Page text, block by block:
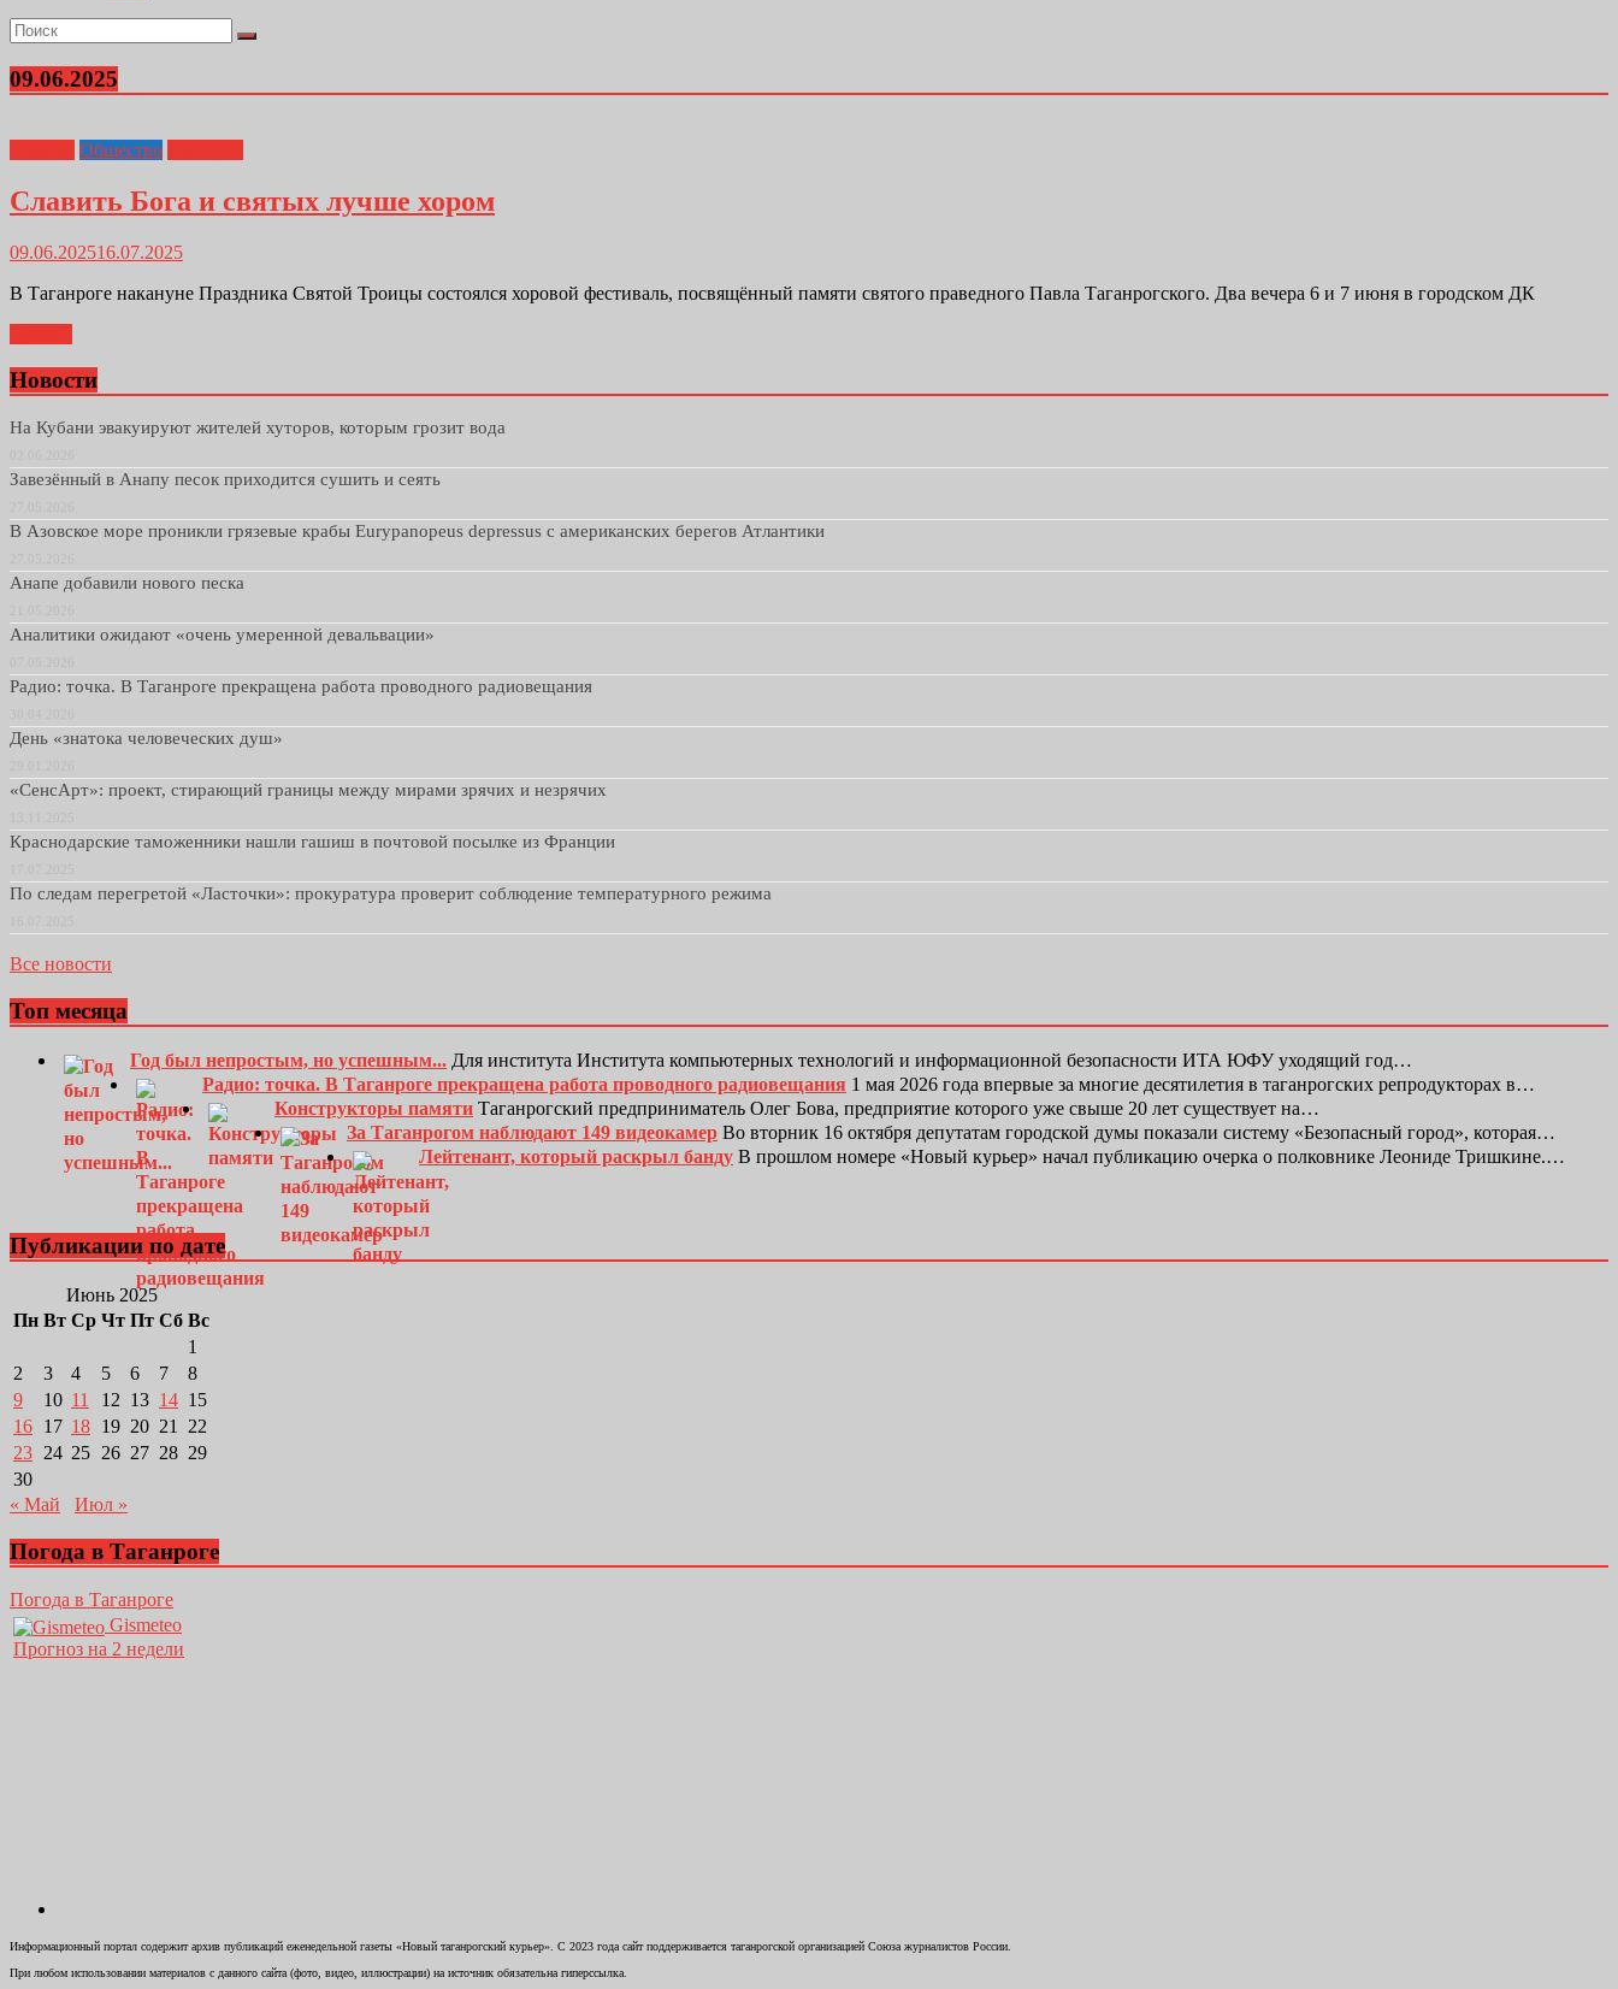
09.06.2025
Общество
Славить Бога и святых лучше хором
09.06.202516.07.2025
В Таганроге накануне Праздника Святой Троицы состоялся хоровой фестиваль, посвящённый памяти святого праведного Павла Таганрогского. Два вечера 6 и 7 июня в городском ДК
Новости
На Кубани эвакуируют жителей хуторов, которым грозит вода
Завезённый в Анапу песок приходится сушить и сеять
В Азовское море проникли грязевые крабы Eurypanopeus depressus с американских берегов Атлантики
Анапе добавили нового песка
Аналитики ожидают «очень умеренной девальвации»
Радио: точка. В Таганроге прекращена работа проводного радиовещания
День «знатока человеческих душ»
«СенсАрт»: проект, стирающий границы между мирами зрячих и незрячих
Краснодарские таможенники нашли гашиш в почтовой посылке из Франции
По следам перегретой «Ласточки»: прокуратура проверит соблюдение температурного режима
Все новости
Топ месяца
Год был непростым, но успешным... Для института Института компьютерных технологий и информационной безопасности ИТА ЮФУ уходящий год…
Радио: точка. В Таганроге прекращена работа проводного радиовещания 1 мая 2026 года впервые за многие десятилетия в таганрогских репродукторах в…
Конструкторы памяти Таганрогский предприниматель Олег Бова, предприятие которого уже свыше 20 лет существует на…
За Таганрогом наблюдают 149 видеокамер Во вторник 16 октября депутатам городской думы показали систему «Безопасный город», которая…
Лейтенант, который раскрыл банду В прошлом номере «Новый курьер» начал публикацию очерка о полковнике Леониде Тришкине.…
Публикации по дате
Июнь 2025
Пн Вт Ср Чт Пт Сб Вс
1
2
3 4 5 6 7
8
9
10 11 12 13 14 15
16 17 18 19 20 21
22
23 24 25 26 27 28 29
30
« Май
Июл »
Погода в Таганроге
Погода в Таганроге
Gismeteo
Прогноз на 2 недели
Информационный портал содержит архив публикаций еженедельной газеты «Новый таганрогский курьер». С 2023 года сайт поддерживается таганрогской организацией Союза журналистов России.
При любом использовании материалов с данного сайта (фото, видео, иллюстрации) на источник обязательна гиперссылка.